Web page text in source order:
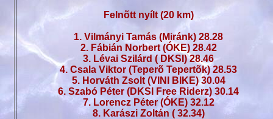
Felnõtt nyílt (20 km)
1. Vilmányi Tamás (Miránk) 28.28
2. Fábián Norbert (ÓKE) 28.42
3. Lévai Szilárd ( DKSI) 28.46
4. Csala Viktor (Teperõ Tepertõk) 28.53
5. Horváth Zsolt (VINI BIKE) 30.04
6. Szabó Péter (DKSI Free Riderz) 30.14
7. Lorencz Péter (ÓKE) 32.12
8. Karászi Zoltán ( 32.34)